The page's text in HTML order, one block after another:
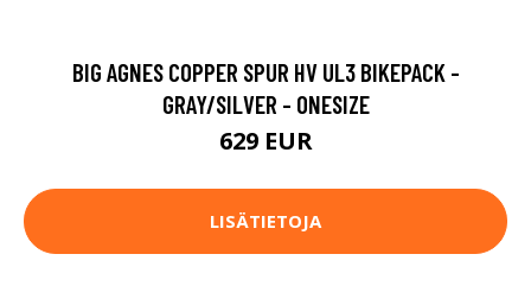
BIG AGNES COPPER SPUR HV UL3 BIKEPACK -
GRAY/SILVER - ONESIZE
629 EUR
LISÄTIETOJA